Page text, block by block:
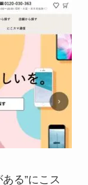
る”にこス